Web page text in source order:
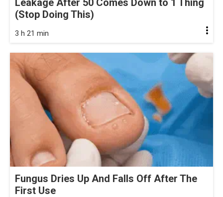
Leakage After 50 Comes Down to 1 Thing
(Stop Doing This)
3 h 21 min
Fungus Dries Up And Falls Off After The
First Use